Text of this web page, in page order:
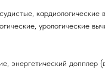
урологические
допплер